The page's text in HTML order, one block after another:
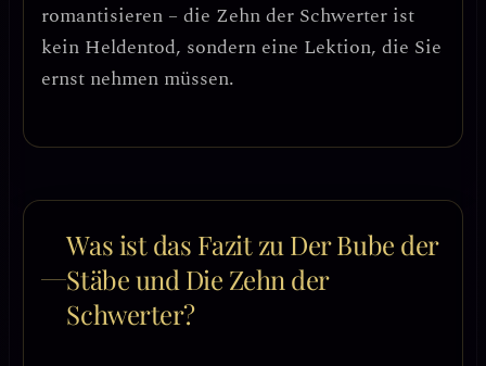
romantisieren – die Zehn der Schwerter ist
kein Heldentod, sondern eine Lektion, die Sie
ernst nehmen müssen.
Was ist das Fazit zu Der Bube der
Stäbe und Die Zehn der
Schwerter?